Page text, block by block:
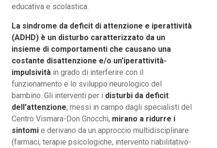
educativa e scolastica.
La sindrome da deficit di attenzione e iperattività
(ADHD) è un disturbo caratterizzato da un
insieme di comportamenti che causano una
costante disattenzione e/o un’iperattività-
impulsività in grado di interferire con il
funzionamento e lo sviluppo neurologico del
bambino. Gli interventi per i disturbi da deficit
dell'attenzione, messi in campo dagli specialisti del
Centro Vismara-Don Gnocchi, mirano a ridurre i
sintomi e derivano da un approccio multidisciplinare
(farmaci, terapie psicologiche, intervento riabilitativo-